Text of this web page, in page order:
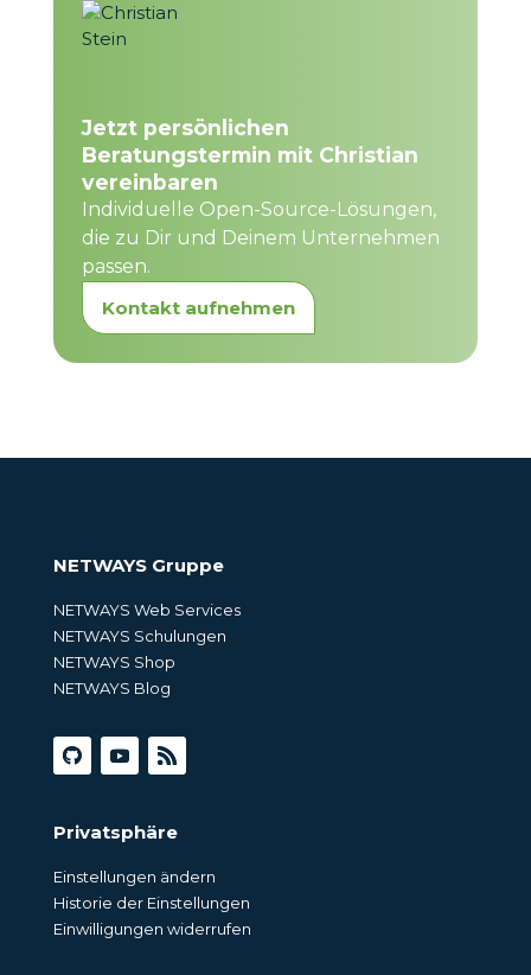
Jetzt persönlichen
Beratungstermin mit Christian
vereinbaren
Individuelle Open-Source-Lösungen,
die zu Dir und Deinem Unternehmen
passen.
Kontakt aufnehmen
NETWAYS Gruppe
NETWAYS Web Services
NETWAYS Schulungen
NETWAYS Shop
NETWAYS Blog
Privatsphäre
Einstellungen ändern
Historie der Einstellungen
Einwilligungen widerrufen